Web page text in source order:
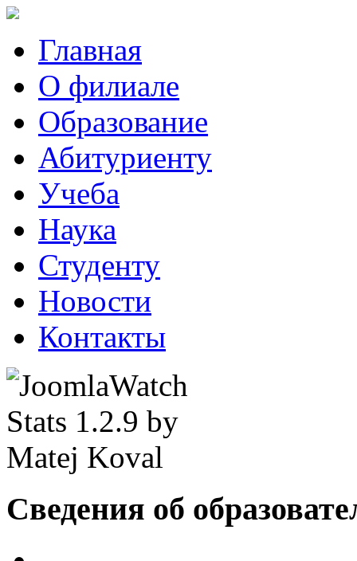
Главная
О филиале
Образование
Абитуриенту
Учеба
Наука
Студенту
Новости
Контакты
Сведения об